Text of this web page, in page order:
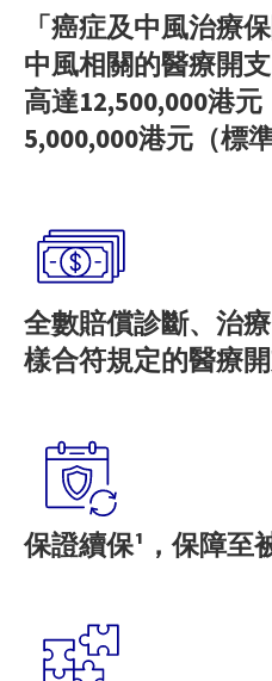
「癌症及中風治療
中風相關的醫療開
高達12,500,000港
5,000,000港元（標
全數賠償診斷、治
樣合符規定的醫療
保證續保¹，保障至